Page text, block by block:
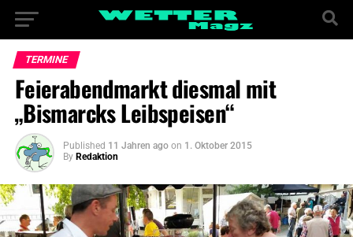
TERMINE
Feierabendmarkt diesmal mit
„Bismarcks Leibspeisen“
Published 11 Jahren ago on 1. Oktober 2015
By Redaktion